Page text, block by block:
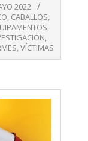
2022
, CABALLOS,
,
,
,VÍCTIMAS